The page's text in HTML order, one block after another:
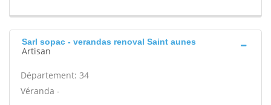
Sarl sopac - verandas renoval Saint aunes
Artisan
Département: 34
Véranda -